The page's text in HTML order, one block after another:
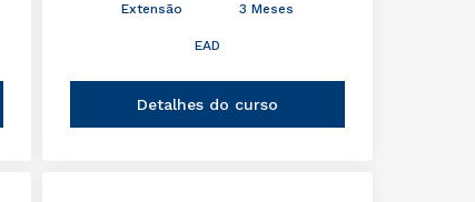
Extensão
3 Meses
EAD
Detalhes do curso